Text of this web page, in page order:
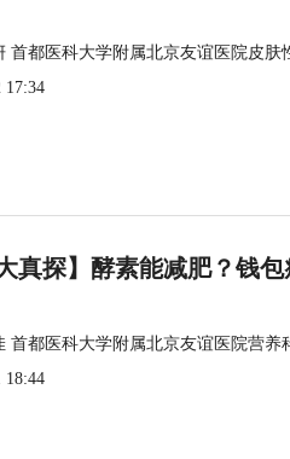
首都医科大学附属北京友谊医院皮肤
17:34
真探】酵素能减肥？钱
首都医科大学附属北京友谊医院营养
18:44